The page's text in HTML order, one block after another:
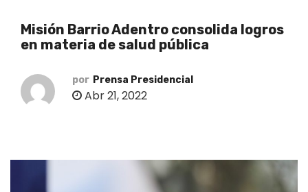
Misión Barrio Adentro consolida logros
en materia de salud pública
por Prensa Presidencial
Abr 21, 2022